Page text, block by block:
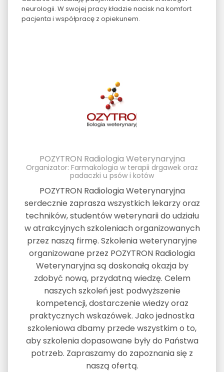
neurologii. W swojej pracy kładzie nacisk na komfort
pacjenta i współpracę z opiekunem.
POZYTRON Radiologia Weterynaryjna
Organizator: Farmakologia w terapii drgawek oraz
padaczki u psów i kotów
POZYTRON Radiologia Weterynaryjna
serdecznie zaprasza wszystkich lekarzy oraz
techników, studentów weterynarii do udziału
w atrakcyjnych szkoleniach organizowanych
przez naszą firmę. Szkolenia weterynaryjne
organizowane przez POZYTRON Radiologia
Weterynaryjna są doskonałą okazja by
zdobyć nową, przydatną wiedzę. Celem
naszych szkoleń jest podwyższenie
kompetencji, dostarczenie wiedzy oraz
praktycznych wskazówek. Jako jednostka
szkoleniowa dbamy przede wszystkim o to,
aby szkolenia dopasowane były do Państwa
potrzeb. Zapraszamy do zapoznania się z
naszą ofertą.